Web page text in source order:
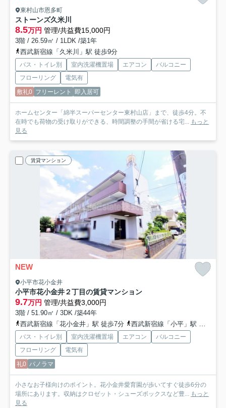
東村山市恩多町
ストーンズ久米川
8.5万円 管理/共益費15,000円
3階 / 26.59㎡ / 1LDK /築1年
西武新宿線「久米川」駅 徒歩9分
バス・トイレ別 室内洗濯機置場 エアコン
バルコニー
フローリング
電気有
敷礼0 フリーレント 即入居可
ホームセンター「綿半スーパーセンター東村山店」まで、徒歩4分。不
在時でも荷物の受け取りができる、時間調整の手間が省ける宅... もっと
見る
賃貸マンション
NEW
小平市花小金井
小平市花小金井２丁目の賃貸マンション
9.7万円 管理/共益費3,000円
3階 / 51.90㎡ / 3DK /築44年
西武新宿線「花小金井」駅 徒歩7分
西武新宿線「小平」駅 徒歩36分
バス・トイレ別 室内洗濯機置場 エアコン
バルコニー
フローリング
電気有
礼0 パノラマ
小さなお子様向けのポイント。花小金井愛育園が歩いてすぐ徒歩6分の
場所にあります。収納はクロゼット・シューズボックスなど豊... もっと
見る